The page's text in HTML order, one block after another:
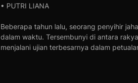
• PUTRI LIANA
Beberapa tahun lalu, seorang penyihir
dalam waktu. Tersembunyi di antara
menjalani ujian terbesarnya dalam